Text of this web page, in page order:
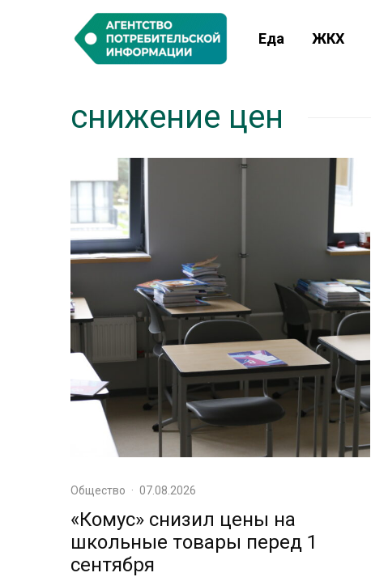
Еда ЖКХ
снижение цен
Общество · 07.08.2026
«Комус» снизил цены на
школьные товары перед 1
сентября